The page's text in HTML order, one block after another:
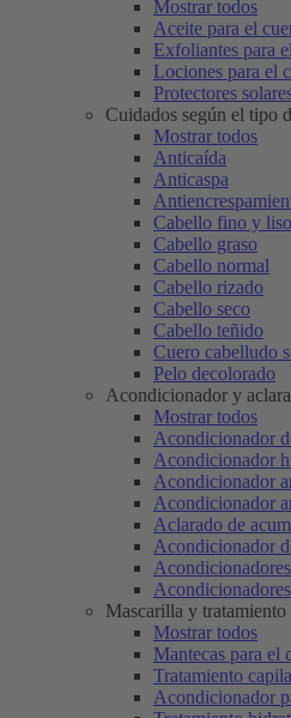
Mostrar todos
Aceite para el
Exfoliantes para
Lociones para el
Protectores
Cuidados según el tipo
Mostrar todos
Anticaída
Anticaspa
Cabello fino y liso
Cabello graso
Cabello normal
Cabello rizado
Cabello seco
Cabello teñido
Cuero cabelludo
Pelo decolorado
Acondicionador y
Mostrar todos
Acondicionador
Acondicionador
Acondicionador
Acondicionador
Aclarado de
Acondicionador
Mascarilla y tratamiento
Mostrar todos
Mantecas para el
Tratamiento
Acondicionador